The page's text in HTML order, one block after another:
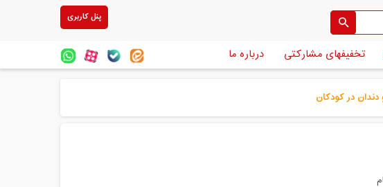
پنل کاربری
تخفیفهای مشارکتی درباره ما
در کودکان